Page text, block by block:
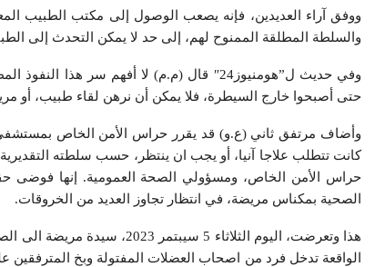
ووفق آراء العديدين، فإنه يصعب الوصول إلى مكتب الطبيب
والسلطة المطلقة الممنوح لهم، إلى حد لا يمكن التحدث إلى
وفي حديث ل”هومنيوز24″ قال (م.م) لا أفهم
حتى أصبحوا خارج السيطرة، فلا يمكن أن نرهن لقاء طبيب، أو
وأضاف مرتفق ثاني (ع.و) قد يقرر حراس الأمن الخاص
كانت تتطلب علاجا آنيا، أو يجب ان ينتظر، حسب سلطته
حراس الأمن الخاص، ومسؤولي الصحة العمومية. إنها فوضى
الصحية بمكناس مريضة، في انتظار تجاوز العديد من الخروقات.
هذا وتعرضت، اليوم الثلاثاء